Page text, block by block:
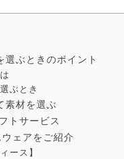
選ぶときのポイント
ぶとき
素材を選ぶ
トサービス
ェアをご紹介
ース】